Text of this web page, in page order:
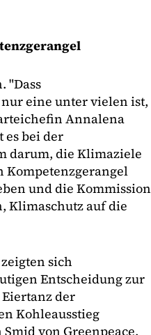
"Dass
eine unter vielen ist,
Annalena
es bei der
darum, die Klimaziele
Kompetenzgerangel
und die Kommission
Klimaschutz auf die
sich
Entscheidung zur
der
Kohleausstieg
von Greenpeace.